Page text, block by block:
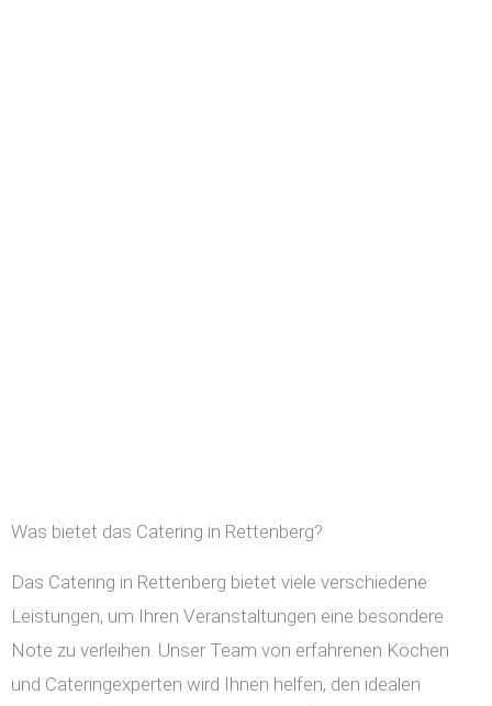
Was bietet das Catering in Rettenberg?
Das Catering in Rettenberg bietet viele verschiedene
Leistungen, um Ihren Veranstaltungen eine besondere
Note zu verleihen. Unser Team von erfahrenen Köchen
und Cateringexperten wird Ihnen helfen, den idealen